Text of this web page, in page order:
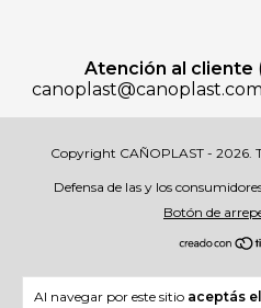
Al navegar por este sitio aceptás
Atención al cliente
canoplast@canoplast.com
Copyright CAÑOPLAST - 2026.
Defensa de las y los
Botón de